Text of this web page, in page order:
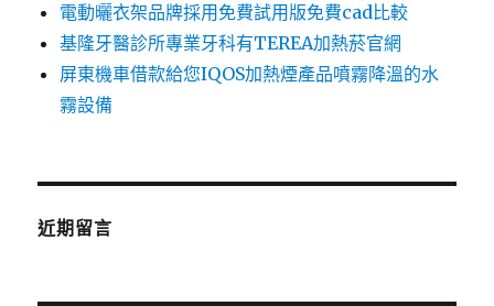
電動曬衣架品牌採用免費試用版免費cad比較
基隆牙醫診所專業牙科有TEREA加熱菸官網
屏東機車借款給您IQOS加熱煙產品噴霧降溫的水
霧設備
近期留言